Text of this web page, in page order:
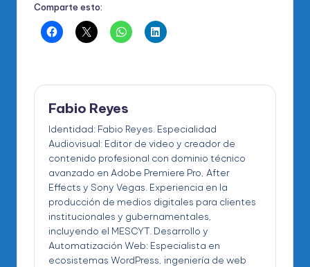
Comparte esto:
Fabio Reyes
Identidad: Fabio Reyes. Especialidad
Audiovisual: Editor de video y creador de
contenido profesional con dominio técnico
avanzado en Adobe Premiere Pro, After
Effects y Sony Vegas. Experiencia en la
producción de medios digitales para clientes
institucionales y gubernamentales,
incluyendo el MESCYT. Desarrollo y
Automatización Web: Especialista en
ecosistemas WordPress, ingeniería de web